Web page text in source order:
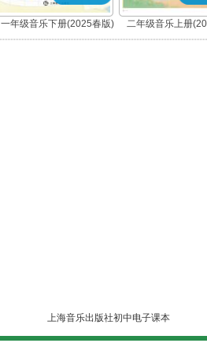
一年级音乐下册(2025春版) 二年级音乐上册
上海音乐出版社初中电子课本